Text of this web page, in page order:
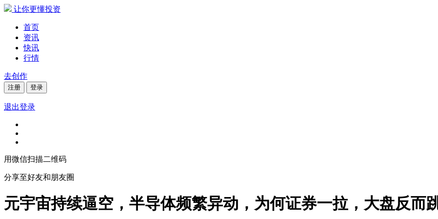
让你更懂投资
首页
资讯
快讯
行情
去创作
注册 登录
退出登录
用微信扫描二维码
分享至好友和朋友圈
元宇宙持续逼空，半导体频繁异动，为何证券一拉，大盘反而